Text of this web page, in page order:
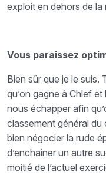
exploit en dehors de la
Vous paraissez
Bien sûr que je le suis.
qu’on gagne à Chlef
nous échapper afin
classement général
bien négocier la rude
d’enchaîner un autre
moitié de l’actuel